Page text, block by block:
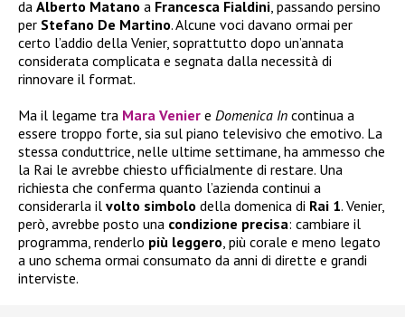
da Alberto Matano a Francesca Fialdini, passando persino
per Stefano De Martino. Alcune voci davano ormai per
certo l’addio della Venier, soprattutto dopo un’annata
considerata complicata e segnata dalla necessità di
rinnovare il format.
Ma il legame tra Mara Venier e Domenica In continua a
essere troppo forte, sia sul piano televisivo che emotivo. La
stessa conduttrice, nelle ultime settimane, ha ammesso che
la Rai le avrebbe chiesto ufficialmente di restare. Una
richiesta che conferma quanto l’azienda continui a
considerarla il volto simbolo della domenica di Rai 1. Venier,
però, avrebbe posto una condizione precisa: cambiare il
programma, renderlo più leggero, più corale e meno legato
a uno schema ormai consumato da anni di dirette e grandi
interviste.